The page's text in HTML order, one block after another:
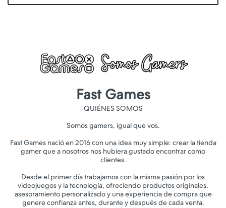
Fast Games
QUIÉNES SOMOS
Somos gamers, igual que vos.
Fast Games nació en 2016 con una idea muy simple: crear la tienda
gamer que a nosotros nos hubiera gustado encontrar como
clientes.
Desde el primer día trabajamos con la misma pasión por los
videojuegos y la tecnología, ofreciendo productos originales,
asesoramiento personalizado y una experiencia de compra que
genere confianza antes, durante y después de cada venta.